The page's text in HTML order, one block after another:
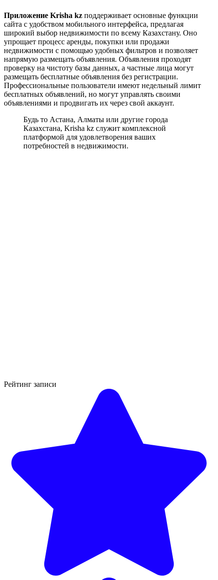
Приложение Krisha kz поддерживает основные функции
сайта с удобством мобильного интерфейса, предлагая
широкий выбор недвижимости по всему Казахстану. Оно
упрощает процесс аренды, покупки или продажи
недвижимости с помощью удобных фильтров и позволяет
напрямую размещать объявления. Объявления проходят
проверку на чистоту базы данных, а частные лица могут
размещать бесплатные объявления без регистрации.
Профессиональные пользователи имеют недельный лимит
бесплатных объявлений, но могут управлять своими
объявлениями и продвигать их через свой аккаунт.
Будь то Астана, Алматы или другие города
Казахстана, Krisha kz служит комплексной
платформой для удовлетворения ваших
потребностей в недвижимости.
Рейтинг записи